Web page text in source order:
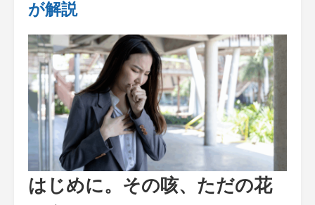
が解説
はじめに。その咳、ただの花